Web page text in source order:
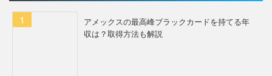
アメックスの最高峰ブラックカードを持てる年
収は？取得方法も解説